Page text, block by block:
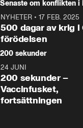
Senaste om konflikten i
NYHETER • 17 FEB. 2025
500 dagar av krig i
förödelsen
200 sekunder
24 JUNI
200 sekunder –
Vaccinfusket,
fortsättningen